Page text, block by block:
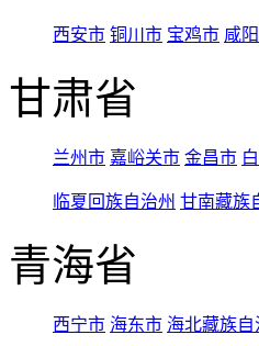
西安市 铜川市 宝鸡市 咸
甘肃省
兰州市 嘉峪关市 金昌市
临夏回族自治州 甘南藏族
青海省
西宁市 海东市 海北藏族自